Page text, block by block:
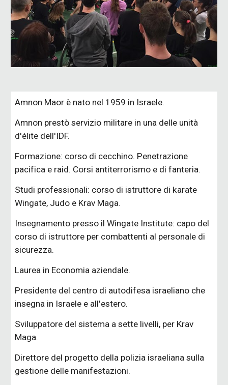
Amnon Maor è nato nel 1959 in Israele.
Amnon prestò servizio militare in una delle unità
d'élite dell'IDF.
Formazione: corso di cecchino. Penetrazione
pacifica e raid. Corsi antiterrorismo e di fanteria.
Studi professionali: corso di istruttore di karate
Wingate, Judo e Krav Maga.
Insegnamento presso il Wingate Institute: capo del
corso di istruttore per combattenti al personale di
sicurezza.
Laurea in Economia aziendale.
Presidente del centro di autodifesa israeliano che
insegna in Israele e all'estero.
Sviluppatore del sistema a sette livelli, per Krav
Maga.
Direttore del progetto della polizia israeliana sulla
gestione delle manifestazioni.